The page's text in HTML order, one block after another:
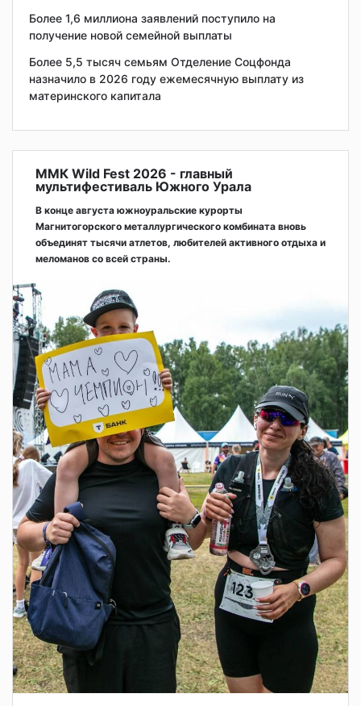
Более 1,6 миллиона заявлений поступило на
получение новой семейной выплаты
Более 5,5 тысяч семьям Отделение Соцфонда
назначило в 2026 году ежемесячную выплату из
материнского капитала
ММК Wild Fest 2026 - главный
мультифестиваль Южного Урала
В конце августа южноуральские курорты
Магнитогорского металлургического комбината вновь
объединят тысячи атлетов, любителей активного отдыха и
меломанов со всей страны.